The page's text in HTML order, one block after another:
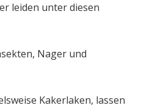
leiden unter diesen
Nager und
Kakerlaken, lassen